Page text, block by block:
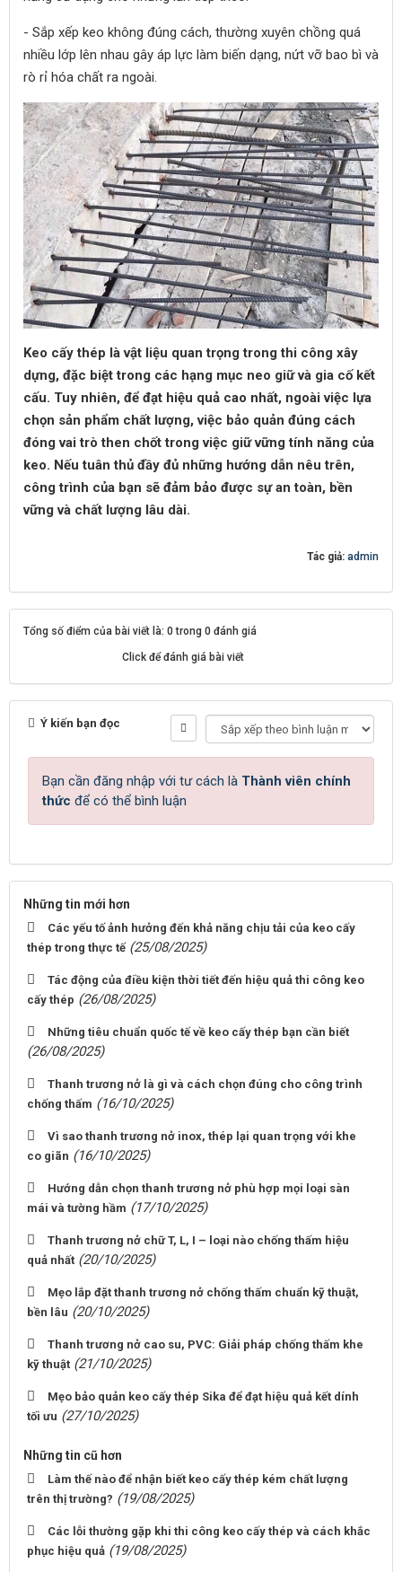
- Sắp xếp keo không đúng cách, thường xuyên chồng quá
nhiều lớp lên nhau gây áp lực làm biến dạng, nứt vỡ bao bì và
rò rỉ hóa chất ra ngoài.
Keo cấy thép là vật liệu quan trọng trong thi công xây
dựng, đặc biệt trong các hạng mục neo giữ và gia cố kết
cấu. Tuy nhiên, để đạt hiệu quả cao nhất, ngoài việc lựa
chọn sản phẩm chất lượng, việc bảo quản đúng cách
đóng vai trò then chốt trong việc giữ vững tính năng của
keo. Nếu tuân thủ đầy đủ những hướng dẫn nêu trên,
công trình của bạn sẽ đảm bảo được sự an toàn, bền
vững và chất lượng lâu dài.
Tác giả: admin
Tổng số điểm của bài viết là: 0 trong 0 đánh giá
Click để đánh giá bài viết
Ý kiến bạn đọc
Bạn cần đăng nhập với tư cách là Thành viên chính
thức để có thể bình luận
Những tin mới hơn
Các yếu tố ảnh hưởng đến khả năng chịu tải của keo cấy
thép trong thực tế (25/08/2025)
Tác động của điều kiện thời tiết đến hiệu quả thi công keo
cấy thép (26/08/2025)
Những tiêu chuẩn quốc tế về keo cấy thép bạn cần biết
(26/08/2025)
Thanh trương nở là gì và cách chọn đúng cho công trình
chống thấm (16/10/2025)
Vì sao thanh trương nở inox, thép lại quan trọng với khe
co giãn (16/10/2025)
Hướng dẫn chọn thanh trương nở phù hợp mọi loại sàn
mái và tường hầm (17/10/2025)
Thanh trương nở chữ T, L, I – loại nào chống thấm hiệu
quả nhất (20/10/2025)
Mẹo lắp đặt thanh trương nở chống thấm chuẩn kỹ thuật,
bền lâu (20/10/2025)
Thanh trương nở cao su, PVC: Giải pháp chống thấm khe
kỹ thuật (21/10/2025)
Mẹo bảo quản keo cấy thép Sika để đạt hiệu quả kết dính
tối ưu (27/10/2025)
Những tin cũ hơn
Làm thế nào để nhận biết keo cấy thép kém chất lượng
trên thị trường? (19/08/2025)
Các lỗi thường gặp khi thi công keo cấy thép và cách khắc
phục hiệu quả (19/08/2025)